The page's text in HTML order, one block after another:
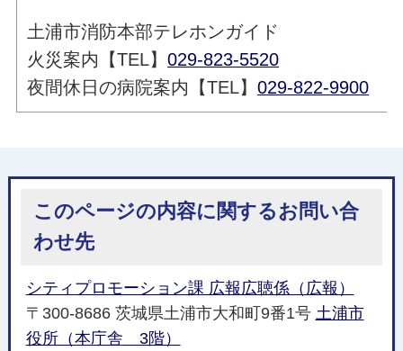
土浦市消防本部テレホンガイド
火災案内【TEL】029-823-5520
夜間休日の病院案内【TEL】029-822-9900
このページの内容に関するお問い合
わせ先
シティプロモーション課 広報広聴係（広報）
〒300-8686 茨城県土浦市大和町9番1号 土浦市
役所（本庁舎 3階）